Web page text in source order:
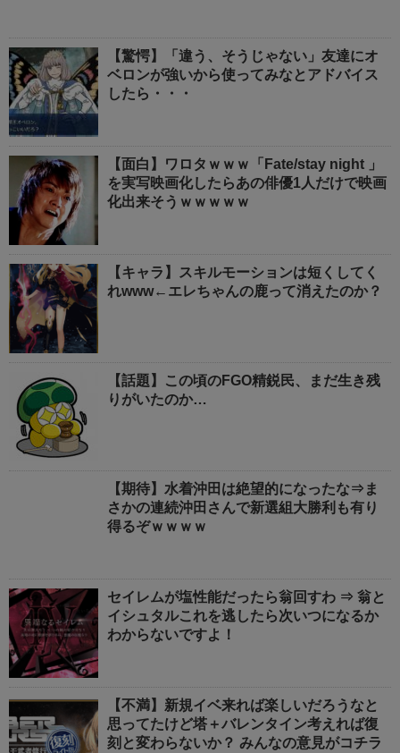
【驚愕】「違う、そうじゃない」友達にオ
ベロンが強いから使ってみなとアドバイス
したら・・・
【面白】ワロタｗｗｗ「Fate/stay night 」
を実写映画化したらあの俳優1人だけで映画
化出来そうｗｗｗｗｗ
【キャラ】スキルモーションは短くしてく
れwww←エレちゃんの鹿って消えたのか？
【話題】この頃のFGO精鋭民、まだ生き残
りがいたのか…
【期待】水着沖田は絶望的になったな⇒ま
さかの連続沖田さんで新選組大勝利も有り
得るぞｗｗｗｗ
セイレムが塩性能だったら翁回すわ ⇒ 翁と
イシュタルこれを逃したら次いつになるか
わからないですよ！
【不満】新規イベ来れば楽しいだろうなと
思ってたけど塔＋バレンタイン考えれば復
刻と変わらないか？ みんなの意見がコチラ